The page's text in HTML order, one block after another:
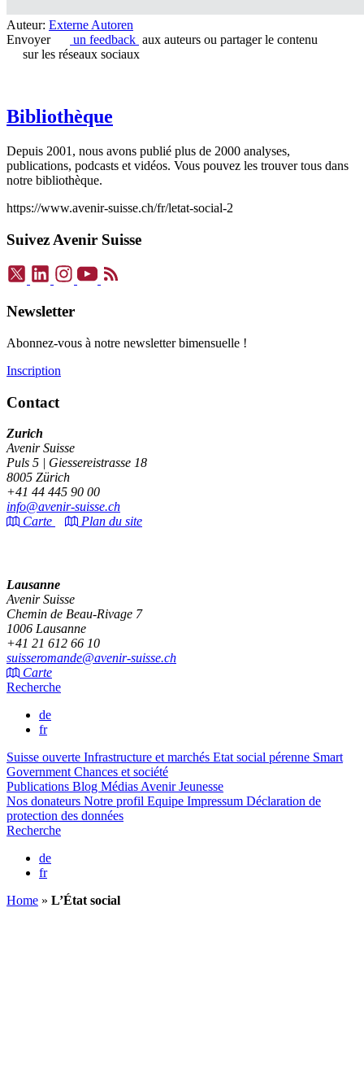
Auteur: Externe Autoren
Envoyer
un feedback aux auteurs ou partager le contenu
sur les réseaux sociaux
Bibliothèque
Depuis 2001, nous avons publié plus de 2000 analyses,
publications, podcasts et vidéos. Vous pouvez les trouver tous dans
notre bibliothèque.
https://www.avenir-suisse.ch/fr/letat-social-2
Suivez Avenir Suisse
Newsletter
Abonnez-vous à notre newsletter bimensuelle !
Inscription
Contact
Zurich
Avenir Suisse
Puls 5 | Giessereistrasse 18
8005 Zürich
+41 44 445 90 00
info@avenir-suisse.ch
Carte
Plan du site
Lausanne
Avenir Suisse
Chemin de Beau-Rivage 7
1006 Lausanne
+41 21 612 66 10
suisseromande@avenir-suisse.ch
Carte
Recherche
de
fr
Suisse ouverte Infrastructure et marchés Etat social pérenne Smart
Government Chances et société
Publications Blog Médias Avenir Jeunesse
Nos donateurs Notre profil Equipe Impressum Déclaration de
protection des données
Recherche
de
fr
Home » L’État social